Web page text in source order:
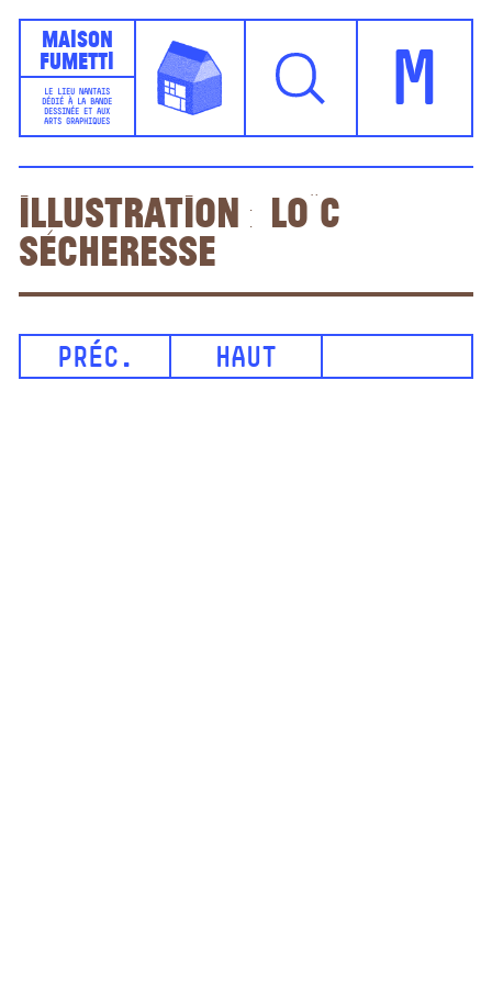
Maison
Fumetti
LE LIEU NANTAIS
DÉDIÉ À LA BANDE
DESSINÉE ET AUX
ARTS GRAPHIQUES
M
Illustration : Loïc
Sécheresse
PRÉC. HAUT